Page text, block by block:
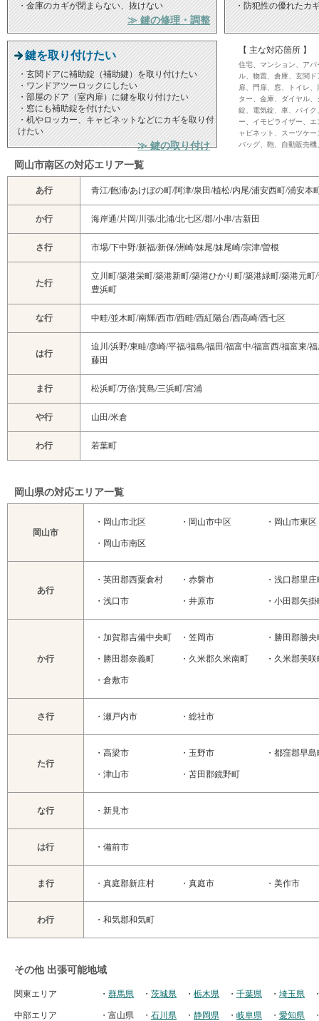
・金庫のカギが閉まらない、抜けない
≫ 鍵の修理・調整
・防犯性の優れたカ
鍵を取り付けたい
・玄関ドアに補助錠（補助鍵）を取り付けたい
・ワンドアツーロックにしたい
・部屋のドア（室内扉）に鍵を取り付けたい
・窓にも補助錠を付けたい
・机やロッカー、キャビネットなどにカギを取り付
けたい
≫ 鍵の取り付け
【 主な対応箇所 】
住宅、マンション、ア
ル、物置、倉庫、玄関
扉、門扉、窓、トイレ
ター、金庫、ダイヤル
錠、電気錠、車、バイ
ー、イモビライザー、
ャビネット、スーツケ
バッグ、鞄、自動販売
岡山市南区の対応エリア一覧
あ行 青江/飽浦/あけぼの町/阿津/泉田/植松/内尾/浦安西町/浦安本
か行 海岸通/片岡/川張/北浦/北七区/郡/小串/古新田
さ行 市場/下中野/新福/新保/洲崎/妹尾/妹尾崎/宗津/曽根
た行
立川町/築港栄町/築港新町/築港ひかり町/築港緑町/築港元町
豊浜町
な行 中畦/並木町/南輝/西市/西畦/西紅陽台/西高崎/西七区
は行
迫川/浜野/東畦/彦崎/平福/福島/福田/福富中/福富西/福富東/
藤田
ま行 松浜町/万倍/箕島/三浜町/宮浦
や行 山田/米倉
わ行 若葉町
岡山県の対応エリア一覧
岡山市
・ 岡山市北区 ・ 岡山市中区 ・ 岡山市東区
・ 岡山市南区
あ行
・ 英田郡西粟倉村 ・ 赤磐市 ・ 浅口郡里庄
・ 浅口市 ・ 井原市 ・ 小田郡矢掛
か行
・ 加賀郡吉備中央町 ・ 笠岡市 ・ 勝田郡勝央
・ 勝田郡奈義町 ・ 久米郡久米南町 ・ 久米郡美咲
・ 倉敷市
さ行 ・ 瀬戸内市 ・ 総社市
た行
・ 高梁市 ・ 玉野市 ・ 都窪郡早島
・ 津山市 ・ 苫田郡鏡野町
な行 ・ 新見市
は行 ・ 備前市
ま行 ・ 真庭郡新庄村 ・ 真庭市 ・ 美作市
わ行 ・ 和気郡和気町
その他 出張可能地域
関東エリア ・ 群馬県 ・ 茨城県 ・ 栃木県 ・ 千葉県 ・ 埼玉県
中部エリア ・富山県 ・ 石川県 ・ 静岡県 ・ 岐阜県 ・ 愛知県